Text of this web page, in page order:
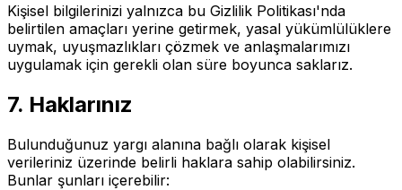
Kişisel bilgilerinizi yalnızca bu Gizlilik Politikası'nda
belirtilen amaçları yerine getirmek, yasal yükümlülüklere
uymak, uyuşmazlıkları çözmek ve anlaşmalarımızı
uygulamak için gerekli olan süre boyunca saklarız.
7. Haklarınız
Bulunduğunuz yargı alanına bağlı olarak kişisel
verileriniz üzerinde belirli haklara sahip olabilirsiniz.
Bunlar şunları içerebilir: